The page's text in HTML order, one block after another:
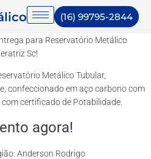
(16) 99795-2844
para Reservatório Metálico
Sc!
Metálico Tubular,
confeccionado em aço carbono com
certificado de Potabilidade.
agora!
Anderson Rodrigo